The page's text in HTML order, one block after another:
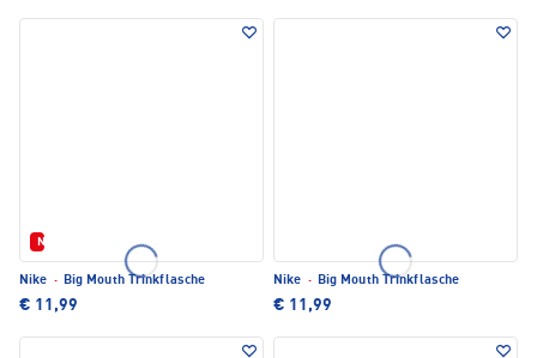
Neu
Nike · Big Mouth Trinkflasche
€ 11,99
Nike · Big Mouth Trinkflasche
€ 11,99